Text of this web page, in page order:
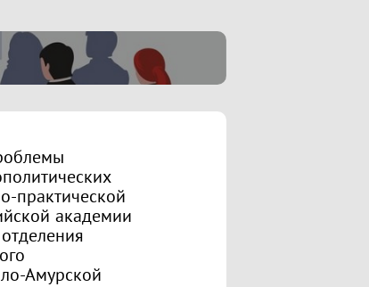
практической
академии
Амурской